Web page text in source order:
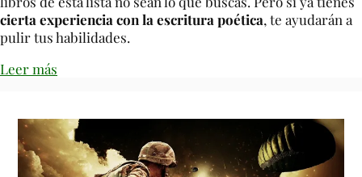
cierta experiencia con la escritura poética, te ayudarán a
pulir tus habilidades.
Leer más